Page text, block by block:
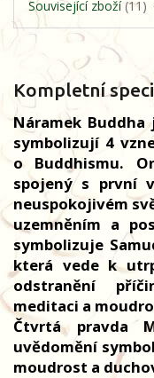
Související zboží 11
Kompletní
Náramek
symbolizují 4
o Buddhismu.
spojený s první
neuspokojivém
uzemněním a
symbolizuje
která vede k
odstranění
meditaci a
Čtvrtá pravda
uvědomění
moudrost a